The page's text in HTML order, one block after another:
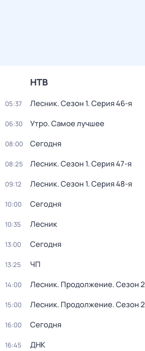
НТВ
05:37 Лесник. Сезон 1. Серия 46-я
06:30 Утро. Самое лучшее
08:00 Сегодня
08:25 Лесник. Сезон 1. Серия 47-я
09:12 Лесник. Сезон 1. Серия 48-я
10:00 Сегодня
10:35 Лесник
13:00 Сегодня
13:25 ЧП
14:00 Лесник. Продолжение. Сезон 2
15:00 Лесник. Продолжение. Сезон 2
16:00 Сегодня
16:45 ДНК